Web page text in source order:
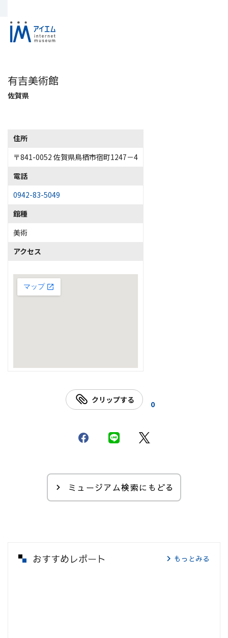
有吉美術館
佐賀県
住所
〒841-0052 佐賀県鳥栖市宿町1247－4
電話
0942-83-5049
館種
美術
アクセス
クリップする 0
ミュージアム検索にもどる
おすすめレポート もっとみる